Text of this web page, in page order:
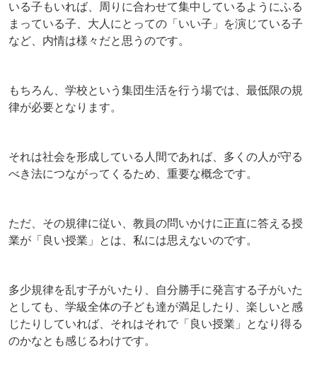
いる子もいれば、周りに合わせて集中しているようにふる
まっている子、大人にとっての「いい子」を演じている子
など、内情は様々だと思うのです。
もちろん、学校という集団生活を行う場では、最低限の規
律が必要となります。
それは社会を形成している人間であれば、多くの人が守る
べき法につながってくるため、重要な概念です。
ただ、その規律に従い、教員の問いかけに正直に答える授
業が「良い授業」とは、私には思えないのです。
多少規律を乱す子がいたり、自分勝手に発言する子がいた
としても、学級全体の子ども達が満足したり、楽しいと感
じたりしていれば、それはそれで「良い授業」となり得る
のかなとも感じるわけです。